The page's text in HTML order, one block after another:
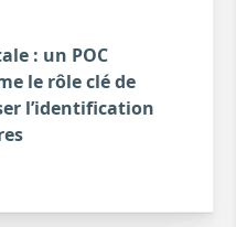
: un POC
le rôle clé de
l’identification